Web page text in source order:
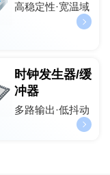
高稳定性·宽温域
时钟发生器/缓
冲器
多路输出·低抖动